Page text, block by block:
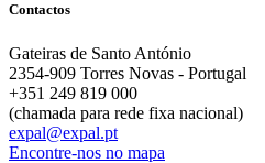
Contactos
Gateiras de Santo António
2354-909 Torres Novas - Portugal
+351 249 819 000
(chamada para rede fixa nacional)
expal@expal.pt
Encontre-nos no mapa